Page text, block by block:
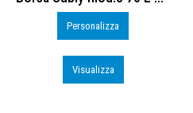
Personalizza
Visualizza